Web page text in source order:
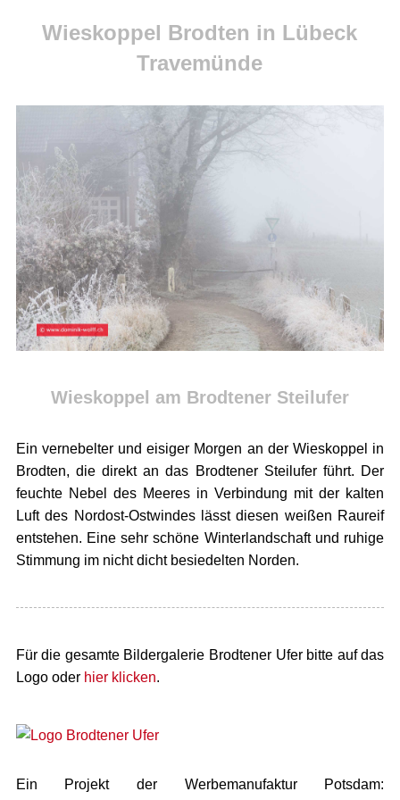
Wieskoppel Brodten in Lübeck
Travemünde
Wieskoppel am Brodtener Steilufer
Ein vernebelter und eisiger Morgen an der Wieskoppel in
Brodten, die direkt an das Brodtener Steilufer führt. Der
feuchte Nebel des Meeres in Verbindung mit der kalten
Luft des Nordost-Ostwindes lässt diesen weißen Raureif
entstehen. Eine sehr schöne Winterlandschaft und ruhige
Stimmung im nicht dicht besiedelten Norden.
Für die gesamte Bildergalerie Brodtener Ufer bitte auf das
Logo oder hier klicken.
Ein Projekt der Werbemanufaktur Potsdam: